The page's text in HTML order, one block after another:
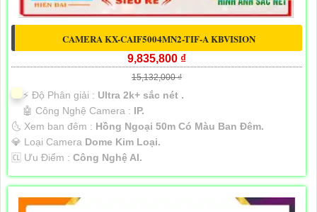
CAMERA KX-CAIF5004MN2-TIF-A KBVISION
9,835,800 ₫
15,132,000 ₫
️⚡ Độ Phân giải : Ultra 2k+ sắc nét .
🤖️ Công Nghệ Camera : IP.
🌜 Xem ban đêm : Hồng Ngoại 50m Có Màu Ban Đêm.
💎 Loại Camera Dome Kim Loại.
️🆑 Ưu Điểm : Công Nghệ AI.